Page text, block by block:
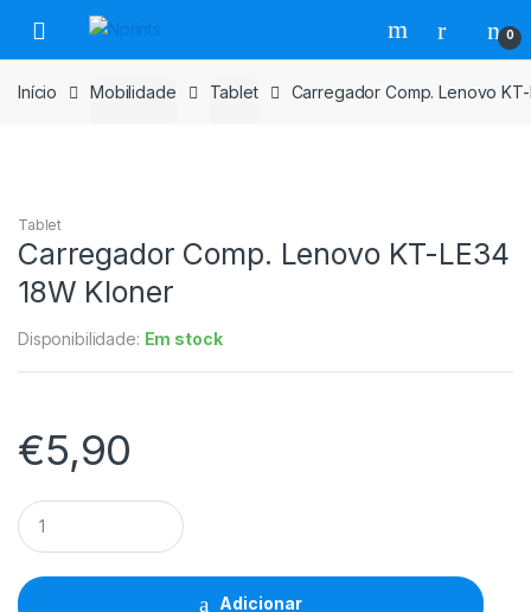
para
navegação
para
o
conteúdo
0
Início Mobilidade Tablet Carregador Comp. Lenovo
Tablet
Carregador Comp. Lenovo KT-LE34
18W Kloner
Disponibilidade: Em stock
€5,90
Carregador
Comp.
Lenovo
KT-
LE34
Adicionar